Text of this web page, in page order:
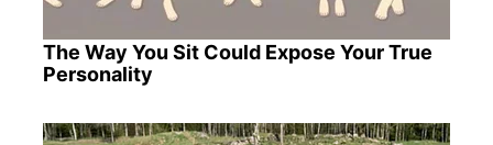
The Way You Sit Could Expose Your True
Personality